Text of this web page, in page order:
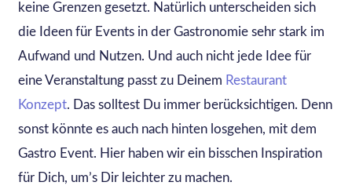
keine Grenzen gesetzt. Natürlich unterscheiden sich
die Ideen für Events in der Gastronomie sehr stark im
Aufwand und Nutzen. Und auch nicht jede Idee für
eine Veranstaltung passt zu Deinem Restaurant
Konzept. Das solltest Du immer berücksichtigen. Denn
sonst könnte es auch nach hinten losgehen, mit dem
Gastro Event. Hier haben wir ein bisschen Inspiration
für Dich, um’s Dir leichter zu machen.